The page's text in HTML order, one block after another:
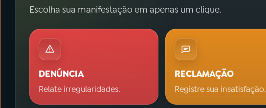
Escolha sua manifestação em apenas um clique.
DENÚNCIA
Relate irregularidades.
RECLAMAÇÃO
Registre sua insatisfação.